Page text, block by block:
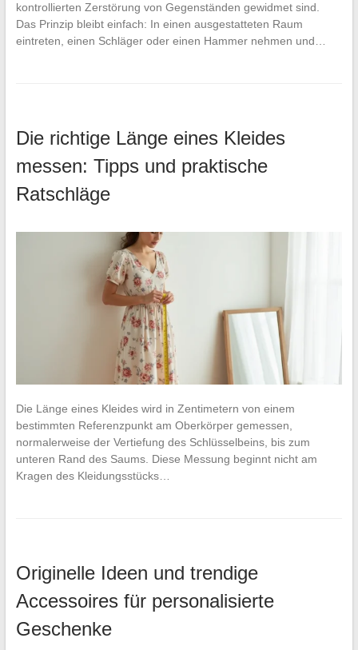
kontrollierten Zerstörung von Gegenständen gewidmet sind.
Das Prinzip bleibt einfach: In einen ausgestatteten Raum
eintreten, einen Schläger oder einen Hammer nehmen und…
Die richtige Länge eines Kleides
messen: Tipps und praktische
Ratschläge
Die Länge eines Kleides wird in Zentimetern von einem
bestimmten Referenzpunkt am Oberkörper gemessen,
normalerweise der Vertiefung des Schlüsselbeins, bis zum
unteren Rand des Saums. Diese Messung beginnt nicht am
Kragen des Kleidungsstücks…
Originelle Ideen und trendige
Accessoires für personalisierte
Geschenke